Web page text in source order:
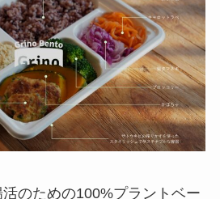
のための100%プラントベー